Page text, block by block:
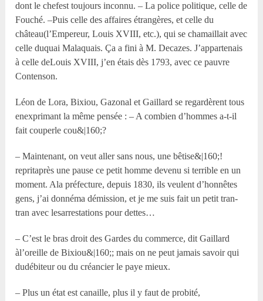
dont le chefest toujours inconnu. – La police politique, celle de
Fouché. –Puis celle des affaires étrangères, et celle du
château(l’Empereur, Louis XVIII, etc.), qui se chamaillait avec
celle duquai Malaquais. Ça a fini à M. Decazes. J’appartenais
à celle deLouis XVIII, j’en étais dès 1793, avec ce pauvre
Contenson.
Léon de Lora, Bixiou, Gazonal et Gaillard se regardèrent tous
enexprimant la même pensée : – A combien d’hommes a-t-il
fait couperle cou&|160;?
– Maintenant, on veut aller sans nous, une bêtise&|160;!
repritaprès une pause ce petit homme devenu si terrible en un
moment. Ala préfecture, depuis 1830, ils veulent d’honnêtes
gens, j’ai donnéma démission, et je me suis fait un petit tran-
tran avec lesarrestations pour dettes…
– C’est le bras droit des Gardes du commerce, dit Gaillard
àl’oreille de Bixiou&|160;; mais on ne peut jamais savoir qui
dudébiteur ou du créancier le paye mieux.
– Plus un état est canaille, plus il y faut de probité,